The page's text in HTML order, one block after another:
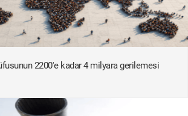
2200'e kadar 4 milyara gerilemesi